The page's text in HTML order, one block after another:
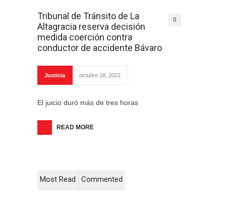
Tribunal de Tránsito de La
Altagracia reserva decisión
medida coerción contra
conductor de accidente Bávaro
0
Justicia octubre 18, 2022
El juicio duró más de tres horas
READ MORE
Most Read Commented